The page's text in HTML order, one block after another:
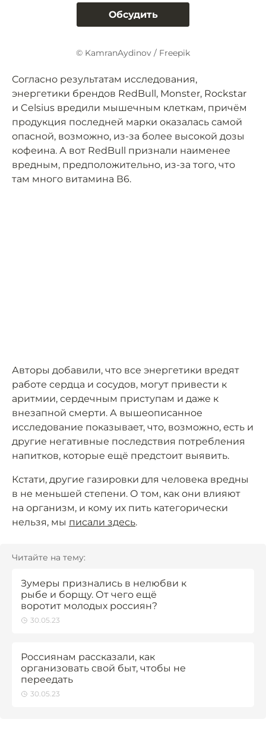
Обсудить
© KamranAydinov / Freepik
Согласно результатам исследования,
энергетики брендов RedBull, Monster, Rockstar
и Celsius вредили мышечным клеткам, причём
продукция последней марки оказалась самой
опасной, возможно, из-за более высокой дозы
кофеина. А вот RedBull признали наименее
вредным, предположительно, из-за того, что
там много витамина В6.
Авторы добавили, что все энергетики вредят
работе сердца и сосудов, могут привести к
аритмии, сердечным приступам и даже к
внезапной смерти. А вышеописанное
исследование показывает, что, возможно, есть и
другие негативные последствия потребления
напитков, которые ещё предстоит выявить.
Кстати, другие газировки для человека вредны
в не меньшей степени. О том, как они влияют
на организм, и кому их пить категорически
нельзя, мы писали здесь.
Читайте на тему:
Зумеры признались в нелюбви к
рыбе и борщу. От чего ещё
воротит молодых россиян?
30.05.23
Россиянам рассказали, как
организовать свой быт, чтобы не
переедать
30.05.23